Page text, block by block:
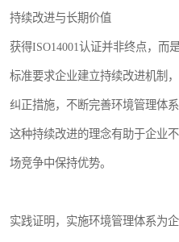
持续改进与长期价值
获得ISO14001认证并非终点，而
标准要求企业建立持续改进机制
纠正措施，不断完善环境管理体系
这种持续改进的理念有助于企业
场竞争中保持优势。
实践证明，实施环境管理体系为